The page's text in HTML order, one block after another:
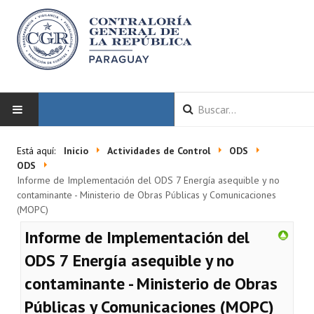
LA CGR
Autoridades
Misión y Visión
Marco Normativo
Está aquí: Inicio Actividades de Control
ODS
ODS
Informe de Implementación del ODS 7 Energía asequible y no
contaminante - Ministerio de Obras Públicas y Comunicaciones
(MOPC)
Informe de Implementación del
ODS 7 Energía asequible y no
contaminante - Ministerio de Obras
Públicas y Comunicaciones (MOPC)